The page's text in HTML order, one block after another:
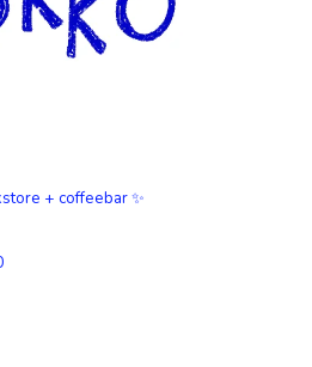
+ coffeebar ✨